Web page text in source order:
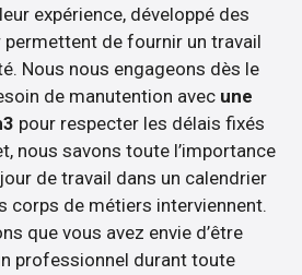
expérience, développé des
de fournir un travail
Nous nous engageons dès le
de manutention avec une
pour respecter les délais fixés
nous savons toute l’importance
de travail dans un calendrier
corps de métiers interviennent.
que vous avez envie d’être
professionnel durant toute